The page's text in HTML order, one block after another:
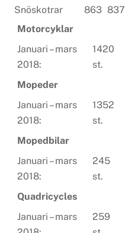
Snöskotrar
863 837
Motorcyklar
Januari – mars
2018:
1420
st.
Mopeder
Januari – mars
2018:
1352
st.
Mopedbilar
Januari – mars
2018:
245
st.
Quadricycles
Januari – mars
259